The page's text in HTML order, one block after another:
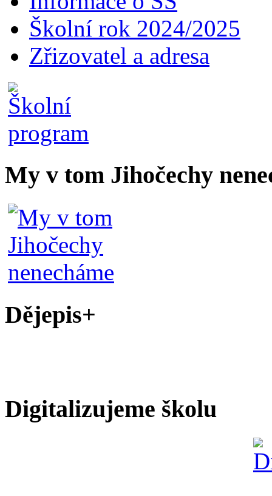
Školní rok 2024/2025
Zřizovatel a adresa
My v tom Jihočechy
Dějepis+
Digitalizujeme školu